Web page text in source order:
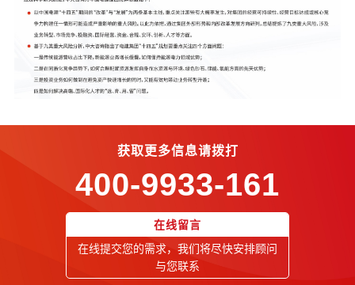
获取更多信息请拨打
400-9933-161
在线留言
在线提交您的需求，我们将尽快安排顾问
与您联系